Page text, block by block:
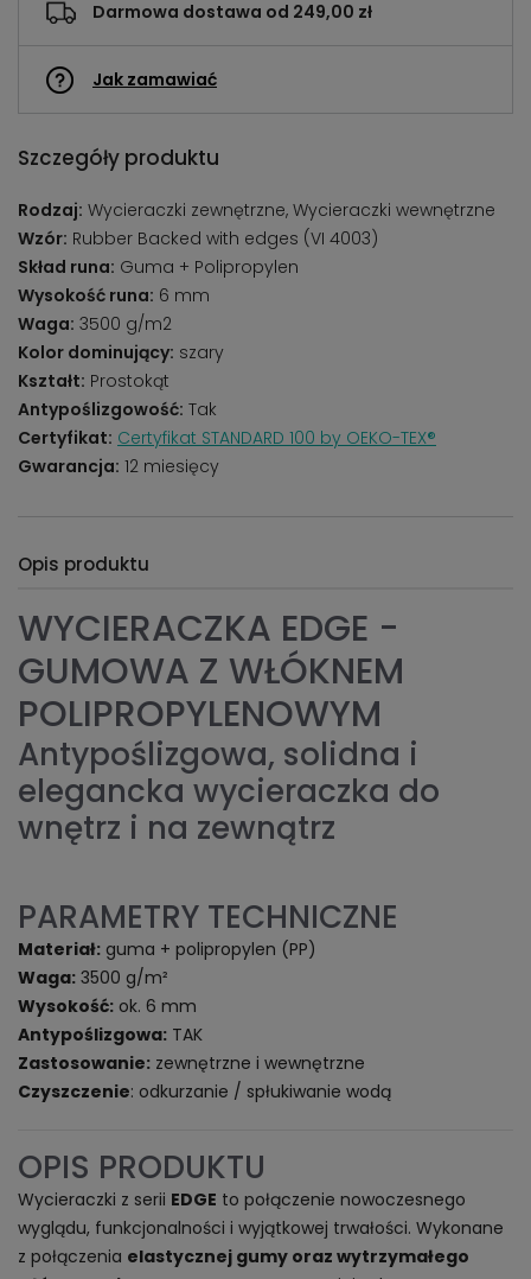
Darmowa dostawa od 249,00 zł
Jak zamawiać
Szczegóły produktu
Rodzaj: Wycieraczki zewnętrzne, Wycieraczki wewnętrzne
Wzór: Rubber Backed with edges (VI 4003)
Skład runa: Guma + Polipropylen
Wysokość runa: 6 mm
Waga: 3500 g/m2
Kolor dominujący: szary
Kształt: Prostokąt
Antypoślizgowość: Tak
Certyfikat: Certyfikat STANDARD 100 by OEKO-TEX®
Gwarancja: 12 miesięcy
Opis produktu
WYCIERACZKA EDGE -
GUMOWA Z WŁÓKNEM
POLIPROPYLENOWYM
Antypoślizgowa, solidna i
elegancka wycieraczka do
wnętrz i na zewnątrz
PARAMETRY TECHNICZNE
Materiał: guma + polipropylen (PP)
Waga: 3500 g/m²
Wysokość: ok. 6 mm
Antypoślizgowa: TAK
Zastosowanie: zewnętrzne i wewnętrzne
Czyszczenie: odkurzanie / spłukiwanie wodą
OPIS PRODUKTU
Wycieraczki z serii EDGE to połączenie nowoczesnego
wyglądu, funkcjonalności i wyjątkowej trwałości. Wykonane
z połączenia elastycznej gumy oraz wytrzymałego